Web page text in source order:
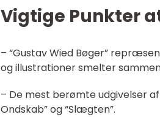
Vigtige Punkter
– “Gustav Wied Bøger”
og illustrationer smelter
– De mest berømte udgivelser af
Ondskab” og “Slægten”.